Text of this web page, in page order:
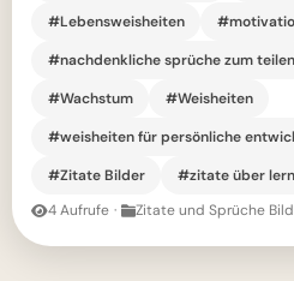
#Lebensweisheiten
#nachdenkliche sprüche zum teilen
#Wachstum
#Weisheiten
#weisheiten für persönliche
#Zitate Bilder
#zitate über
4 Aufrufe · Zitate und Sprüche